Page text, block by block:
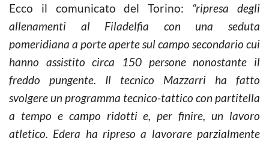
Ecco il comunicato del Torino: “ripresa degli
allenamenti al Filadelfia con una seduta
pomeridiana a porte aperte sul campo secondario cui
hanno assistito circa 150 persone nonostante il
freddo pungente. Il tecnico Mazzarri ha fatto
svolgere un programma tecnico-tattico con partitella
a tempo e campo ridotti e, per finire, un lavoro
atletico. Edera ha ripreso a lavorare parzialmente